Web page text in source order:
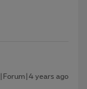
years ago